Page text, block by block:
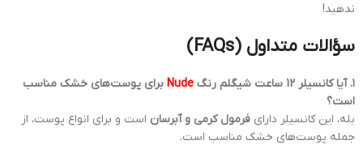
ندهید!
سؤالات متداول (FAQs)
۱. آیا کانسیلر 12 ساعت شیگلم رنگ Nude برای پوست‌های خشک مناسب
است؟
بله، این کانسیلر دارای فرمول کرمی و آبرسان است و برای انواع پوست، از
جمله پوست‌های خشک مناسب است.